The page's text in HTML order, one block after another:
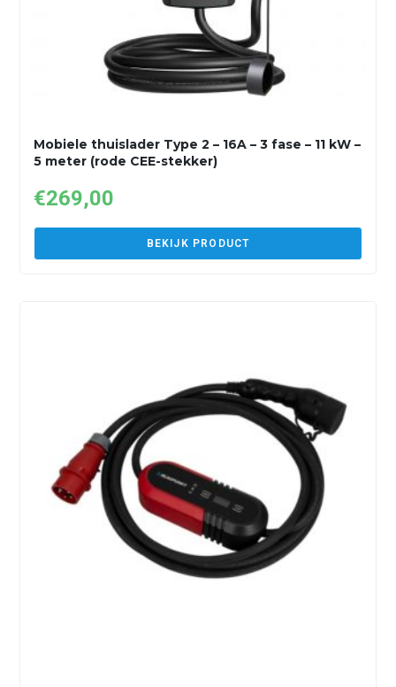
Mobiele thuislader Type 2 – 16A – 3 fase – 11 kW –
5 meter (rode CEE-stekker)
€269,00
BEKIJK PRODUCT